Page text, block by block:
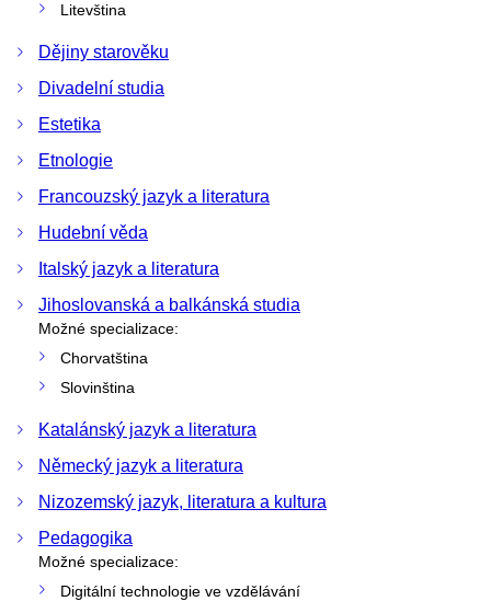
Litevština
Dějiny starověku
Divadelní studia
Estetika
Etnologie
Francouzský jazyk a literatura
Hudební věda
Italský jazyk a literatura
Jihoslovanská a balkánská studia
Možné specializace:
Chorvatština
Slovinština
Katalánský jazyk a literatura
Německý jazyk a literatura
Nizozemský jazyk, literatura a kultura
Pedagogika
Možné specializace:
Digitální technologie ve vzdělávání